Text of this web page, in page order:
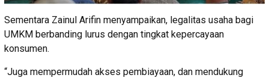
Sementara Zainul Arifin menyampaikan, legalitas usaha bagi
UMKM berbanding lurus dengan tingkat kepercayaan
konsumen.
“Juga mempermudah akses pembiayaan, dan mendukung